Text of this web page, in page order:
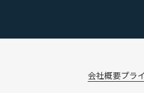
会社概要プラ